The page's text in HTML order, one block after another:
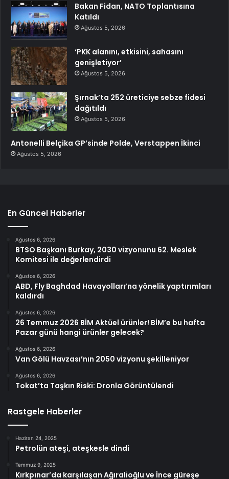
Bakan Fidan, NATO Toplantısına
Katıldı
Ağustos 5, 2026
‘PKK alanını, etkisini, sahasını
genişletiyor’
Ağustos 5, 2026
Şırnak’ta 252 üreticiye sebze fidesi
dağıtıldı
Ağustos 5, 2026
Antonelli Belçika GP’sinde Polde, Verstappen İkinci
Ağustos 5, 2026
En Güncel Haberler
Ağustos 6, 2026
BTSO Başkanı Burkay, 2030 vizyonunu 62. Meslek
Komitesi ile değerlendirdi
Ağustos 6, 2026
ABD, Fly Baghdad Havayolları’na yönelik yaptırımları
kaldırdı
Ağustos 6, 2026
26 Temmuz 2026 BİM Aktüel ürünler! BİM’e bu hafta
Pazar günü hangi ürünler gelecek?
Ağustos 6, 2026
Van Gölü Havzası’nın 2050 vizyonu şekilleniyor
Ağustos 6, 2026
Tokat’ta Taşkın Riski: Dronla Görüntülendi
Rastgele Haberler
Haziran 24, 2025
Petrolün ateşi, ateşkesle dindi
Temmuz 9, 2025
Kırkpınar’da karşılaşan Ağıralioğlu ve İnce güreşe